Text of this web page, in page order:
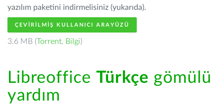
yazılım paketini indirmelisiniz (yukarıda).
ÇEVIRILMIŞ KULLANICI ARAYÜZÜ
3.6 MB (Torrent, Bilgi)
Libreoffice Türkçe gömülü
yardım